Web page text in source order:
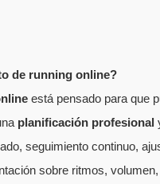
de running online?
está pensado para que
planificación profesional
seguimiento continuo,
sobre ritmos,